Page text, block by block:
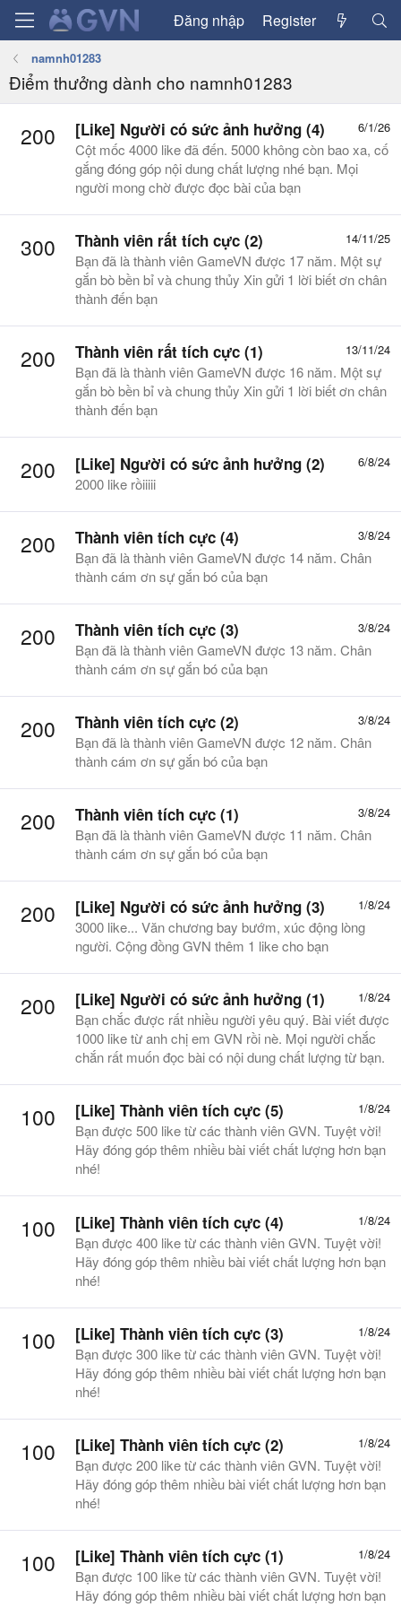
Đăng nhập Register
namnh01283
Điểm thưởng dành cho namnh01283
200 6/1/26
[Like] Người có sức ảnh hưởng (4)
Cột mốc 4000 like đã đến. 5000 không còn bao xa, cố
gắng đóng góp nội dung chất lượng nhé bạn. Mọi
người mong chờ được đọc bài của bạn
300 14/11/25
Thành viên rất tích cực (2)
Bạn đã là thành viên GameVN được 17 năm. Một sự
gắn bò bền bỉ và chung thủy Xin gửi 1 lời biết ơn chân
thành đến bạn
200 13/11/24
Thành viên rất tích cực (1)
Bạn đã là thành viên GameVN được 16 năm. Một sự
gắn bò bền bỉ và chung thủy Xin gửi 1 lời biết ơn chân
thành đến bạn
200 6/8/24
[Like] Người có sức ảnh hưởng (2)
2000 like rồiiiii
200 3/8/24
Thành viên tích cực (4)
Bạn đã là thành viên GameVN được 14 năm. Chân
thành cám ơn sự gắn bó của bạn
200 3/8/24
Thành viên tích cực (3)
Bạn đã là thành viên GameVN được 13 năm. Chân
thành cám ơn sự gắn bó của bạn
200 3/8/24
Thành viên tích cực (2)
Bạn đã là thành viên GameVN được 12 năm. Chân
thành cám ơn sự gắn bó của bạn
200 3/8/24
Thành viên tích cực (1)
Bạn đã là thành viên GameVN được 11 năm. Chân
thành cám ơn sự gắn bó của bạn
200 1/8/24
[Like] Người có sức ảnh hưởng (3)
3000 like... Văn chương bay bướm, xúc động lòng
người. Cộng đồng GVN thêm 1 like cho bạn
200 1/8/24
[Like] Người có sức ảnh hưởng (1)
Bạn chắc được rất nhiều người yêu quý. Bài viết được
1000 like từ anh chị em GVN rồi nè. Mọi người chắc
chắn rất muốn đọc bài có nội dung chất lượng từ bạn.
100 1/8/24
[Like] Thành viên tích cực (5)
Bạn được 500 like từ các thành viên GVN. Tuyệt vời!
Hãy đóng góp thêm nhiều bài viết chất lượng hơn bạn
nhé!
100 1/8/24
[Like] Thành viên tích cực (4)
Bạn được 400 like từ các thành viên GVN. Tuyệt vời!
Hãy đóng góp thêm nhiều bài viết chất lượng hơn bạn
nhé!
100 1/8/24
[Like] Thành viên tích cực (3)
Bạn được 300 like từ các thành viên GVN. Tuyệt vời!
Hãy đóng góp thêm nhiều bài viết chất lượng hơn bạn
nhé!
100 1/8/24
[Like] Thành viên tích cực (2)
Bạn được 200 like từ các thành viên GVN. Tuyệt vời!
Hãy đóng góp thêm nhiều bài viết chất lượng hơn bạn
nhé!
100 1/8/24
[Like] Thành viên tích cực (1)
Bạn được 100 like từ các thành viên GVN. Tuyệt vời!
Hãy đóng góp thêm nhiều bài viết chất lượng hơn bạn